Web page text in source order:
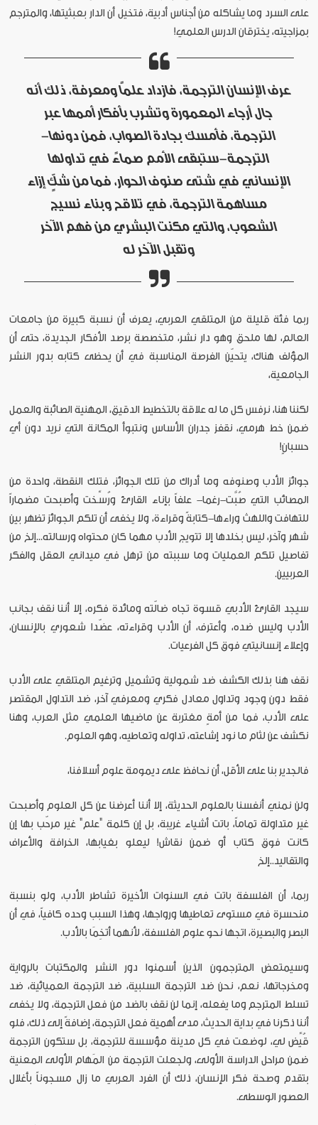
على السرد وما يشاكله من أجناس أدبية، فتخيل أن الدار بعبثيتها، والمترجم
بمزاجيته، يخترقان الدرس العلمي!
عرف الإنسان الترجمة، فازداد علماً ومعرفة، ذلك أنه
جال أرجاء المعمورة وتشرب بأفكار أممها عبر
الترجمة، فأمسك بجادة الصواب، فمن دونها-
الترجمة-ستبقى الأمم صماءً في تداولها
الإنساني في شتى صنوف الحوار، فما من شكٍّ إزاء
مساهمة الترجمة، في تلاقح وبناء نسيج
الشعوب، والتي مكنت البشري من فهم الآخر
وتقبل الآخر له
ربما فئة قليلة من المتلقي العربي، يعرف أن نسبة كبيرة من جامعات
العالم، لها ملحق وهو دار نشر، متخصصة برصد الأفكار الجديدة، حتى أن
المؤلف هناك، يتحيّن الفرصة المناسبة في أن يحظى كتابه بدور النشر
الجامعية،
لكننا هنا، نرفس كل ما له علاقة بالتخطيط الدقيق، المهنية الصائبة والعمل
ضمن خط هرمي، نقفز جدران الأساس ونتبوأ المكانة التي نريد دون أي
حسبانٍ!
جوائز الأدب وصنوفه وما أدراك من تلك الجوائز، فتلك النقطة، واحدة من
المصائب التي صُبَّت-رغما- علفاً بإناء القارئ ورُسِّخت وأصبحت مضماراً
للتهافت واللهث وراءها-كتابةً وقراءة، ولا يخفى أن تلكم الجوائز تظهر بين
شهر وآخر، ليس بخلدها إلا تتويج الأدب مهما كان محتواه ورسالته...إلخ من
تفاصيل تلكم العمليات وما سببته من ترهل في ميداني العقل والفكر
العربيين.
سيجد القارئ الأدبي قسوة تجاه ضالّته ومائدة فكره، إلا أننا نقف بجانب
الأدب وليس ضده، وأعترف، أن الأدب وقراءته، عضّدا شعوري بالإنسان،
وإعلاء إنسانيتي فوق كل الفرعيات.
نقف هنا بذلك الكشف ضد شمولية وتشميل وترغيم المتلقي على الأدب
فقط دون وجود وتداول معادل فكري ومعرفي آخر، ضد التداول المقتصر
على الأدب، فما من أمةٍ مغتربة عن ماضيها العلمي مثل العرب، وهنا
نكشف عن لثام ما نود إشاعته، تداوله وتعاطيه، وهو العلوم.
فالجدير بنا على الأقل، أن نحافظ على ديمومة علوم أسلافنا،
ولن نمني أنفسنا بالعلوم الحديثة، إلا أننا أعرضنا عن كل العلوم وأصبحت
غير متداولة تماماً، باتت أشياء غريبة، بل إن كلمة "علم" غير مرحّب بها إن
كانت فوق كتاب أو ضمن نقاش! ليعلو بغيابها، الخرافة والأعراف
والتقاليد..إلخ
ربما، أن الفلسفة باتت في السنوات الأخيرة تشاطر الأدب، ولو بنسبة
منحسرة في مستوى تعاطيها ورواجها، وهذا السبب وحده كافياً، في أن
البصر والبصيرة، اتجها نحو علوم الفلسفة، لأنهما أتخِمَا بالأدب.
وسيمتعض المترجمون الذين أسمنوا دور النشر والمكتبات بالرواية
ومخرجاتها، نعم، نحن ضد الترجمة السلبية، ضد الترجمة العميائية، ضد
تسلط المترجم وما يفعله، إنما لن نقف بالضد من فعل الترجمة، ولا يخفى
أننا ذكرنا في بداية الحديث، مدى أهمية فعل الترجمة، إضافةً إلى ذلك، فلو
قُيِّض لي، لوضعت في كل مدينة مؤسسة للترجمة، بل ستكون الترجمة
ضمن مراحل الدراسة الأولى، ولجعلت الترجمة من المَهام الأولى المعنية
بتقدم وصحة فكر الإنسان، ذلك أن الفرد العربي ما زال مسجوناً بأغلال
العصور الوسطى.